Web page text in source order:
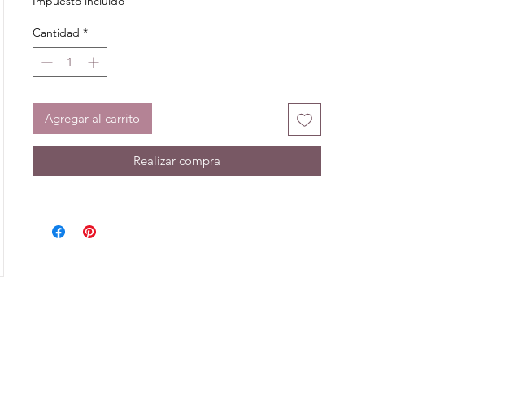
Cantidad *
Agregar al carrito
Realizar compra